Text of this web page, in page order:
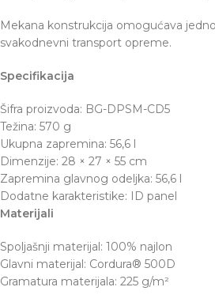
Mekana konstrukcija omogućava
svakodnevni transport opreme.
Specifikacija
Šifra proizvoda: BG-DPSM-CD5
Težina: 570 g
Ukupna zapremina: 56,6 l
Dimenzije: 28 × 27 × 55 cm
Zapremina glavnog odeljka: 56,6 l
Dodatne karakteristike: ID panel
Materijali
Spoljašnji materijal: 100% najlon
Glavni materijal: Cordura® 500D
Gramatura materijala: 225 g/m²